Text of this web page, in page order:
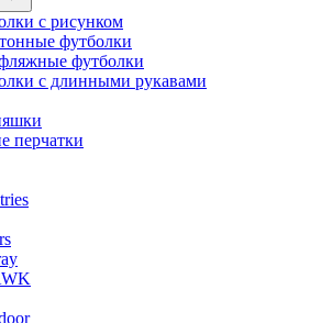
с рисунком
футболки
футболки
с длинными рукавами
перчатки